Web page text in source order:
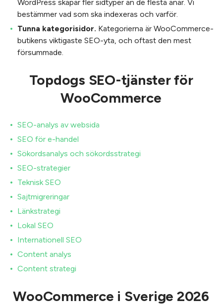
WordPress skapar fler sidtyper än de flesta anar. Vi
bestämmer vad som ska indexeras och varför.
Tunna kategorisidor. Kategorierna är WooCommerce-
butikens viktigaste SEO-yta, och oftast den mest
försummade.
Topdogs SEO-tjänster för
WooCommerce
SEO-analys av websida
SEO för e-handel
Sökordsanalys och sökordsstrategi
SEO-strategier
Teknisk SEO
Sajtmigreringar
Länkstrategi
Lokal SEO
Internationell SEO
Content analys
Content strategi
WooCommerce i Sverige 2026